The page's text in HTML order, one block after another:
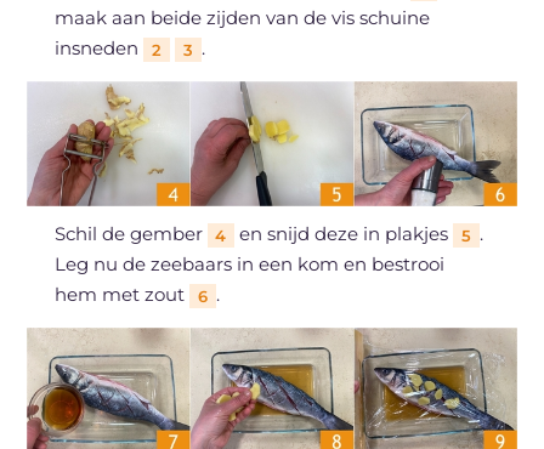
maak aan beide zijden van de vis schuine
insneden
2 3 .
Schil de gember 4 en snijd deze in plakjes 5 .
Leg nu de zeebaars in een kom en bestrooi
hem met zout
6 .